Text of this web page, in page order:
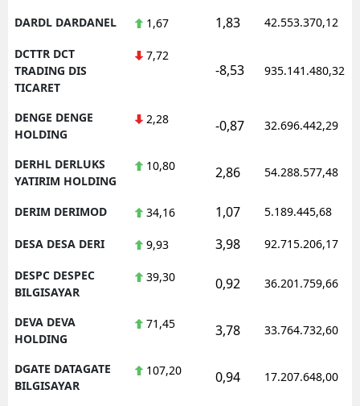
DARDL DARDANEL 1,67 1,83 42.553.370,12
DCTTR DCT
TRADING DIS
TICARET
7,72
-8,53 935.141.480,32
DENGE DENGE
HOLDING
2,28 -0,87 32.696.442,29
DERHL DERLUKS
YATIRIM HOLDING
10,80 2,86 54.288.577,48
DERIM DERIMOD 34,16 1,07 5.189.445,68
DESA DESA DERI 9,93 3,98 92.715.206,17
DESPC DESPEC
BILGISAYAR
39,30 0,92 36.201.759,66
DEVA DEVA
HOLDING
71,45 3,78 33.764.732,60
DGATE DATAGATE
BILGISAYAR
107,20 0,94 17.207.648,00